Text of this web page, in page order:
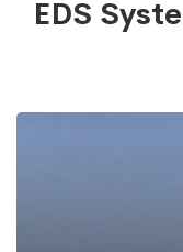
EDS